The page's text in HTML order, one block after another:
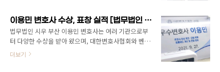
배상훈)와 국립부경대학교총동창회(회장 박세호)는 지
난 9일 실내체육관에서 제11회 홈커밍..
실형선고로도 이어질 수 있어 초기 대응이 매우 중요합
니다. 이 사건은 법무법인 시우 부산사무소의 이용민 변
호사가 변호한 사건으로, 의뢰인은 음주 상태에서 차량
을 운전하던 중 교통사고를 일으켜 상대 차량 운전자와
승객에게 상해가 발생하였고 중한 형사처벌 가능성도
이용민 변호사 수상, 표창 실적 [법무법인 시우 부산]
법무법인 시우 부산 이용민 변호사는 여러 기관으로부
터 다양한 수상을 받아 왔으며, 대한변호사협회와 벤처
기업협회, 부산경제진흥원 등에서 그 공로를 인정받았
습니다. 특히 2021년에는 대한변호사협회로부터 우수
더보기